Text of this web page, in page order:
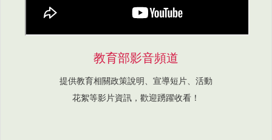
教育部影音頻道
提供教育相關政策說明、宣導短片、活動
花絮等影片資訊，歡迎踴躍收看！